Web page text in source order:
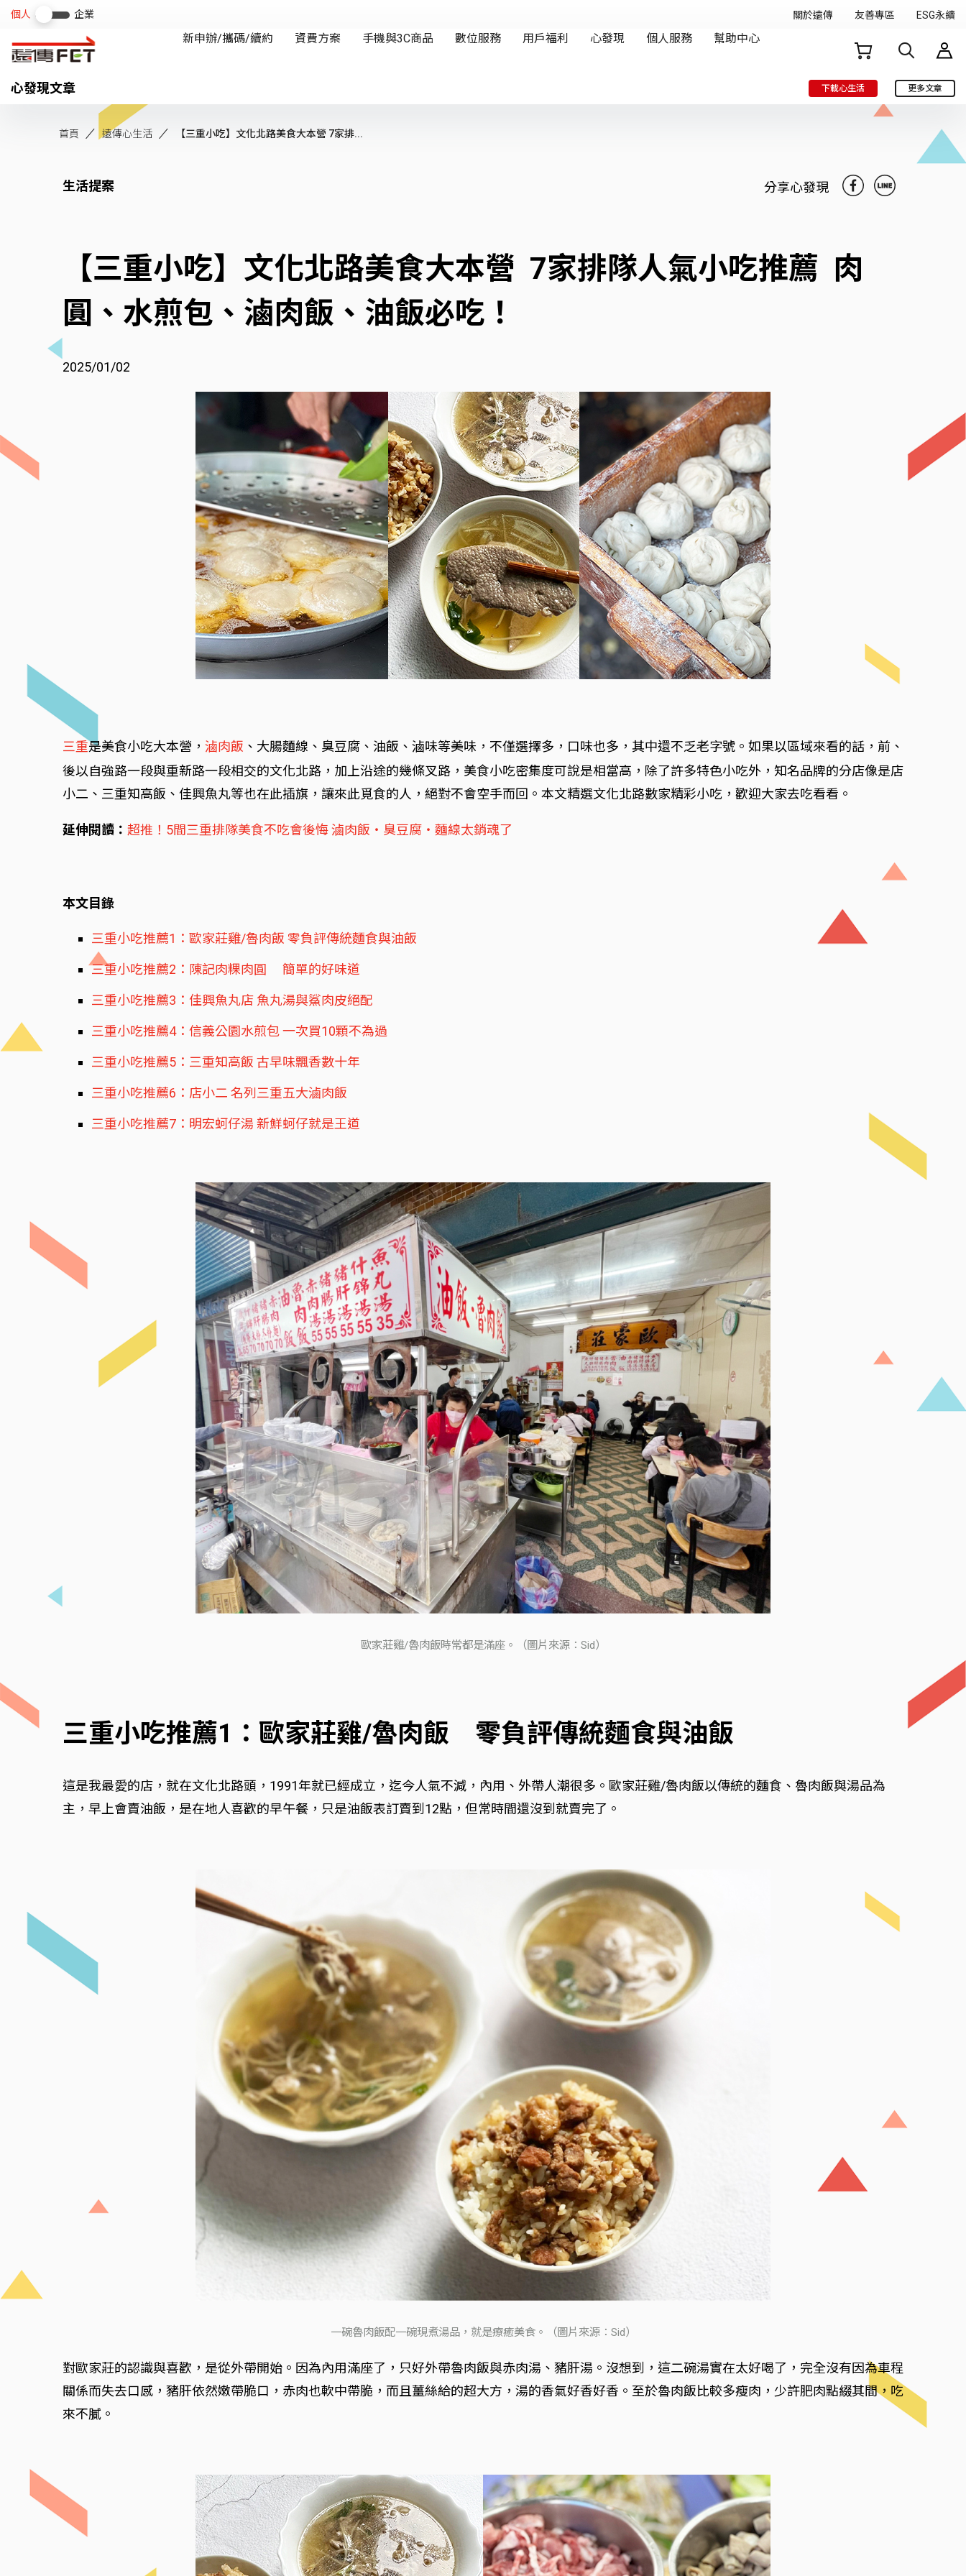
心發現文章 下載心生活 更多文章
首頁 遠傳心生活 【三重小吃】文化北路美食大本營 7家排...
生活提案 分享心發現
【三重小吃】文化北路美食大本營 7家排隊人氣小吃推薦 肉
圓、水煎包、滷肉飯、油飯必吃！
2025/01/02
三重是美食小吃大本營， 滷肉飯 、大腸麵線、臭豆腐、油飯、滷味等美味，不僅選擇多，口味也多，其中還不乏老字號。如果以區域來看的話，前、
後以自強路一段與重新路一段相交的文化北路，加上沿途的幾條叉路，美食小吃密集度可說是相當高，除了許多特色小吃外，知名品牌的分店像是店
小二、三重知高飯、佳興魚丸等也在此插旗，讓來此覓食的人，絕對不會空手而回。本文精選文化北路數家精彩小吃，歡迎大家去吃看看。
延伸閱讀： 超推！5間三重排隊美食不吃會後悔 滷肉飯‧臭豆腐‧麵線太銷魂了
本文目錄
三重小吃推薦1：歐家莊雞/魯肉飯 零負評傳統麵食與油飯
三重小吃推薦2：陳記肉粿肉圓 簡單的好味道
三重小吃推薦3：佳興魚丸店 魚丸湯與鯊肉皮絕配
三重小吃推薦4：信義公園水煎包 一次買10顆不為過
三重小吃推薦5：三重知高飯 古早味飄香數十年
三重小吃推薦6：店小二 名列三重五大滷肉飯
三重小吃推薦7：明宏蚵仔湯 新鮮蚵仔就是王道
歐家莊雞/魯肉飯時常都是滿座。（圖片來源：Sid）
三重小吃推薦1：歐家莊雞/魯肉飯 零負評傳統麵食與油飯
這是我最愛的店，就在文化北路頭，1991年就已經成立，迄今人氣不減，內用、外帶人潮很多。歐家莊雞/魯肉飯以傳統的麵食、魯肉飯與湯品為
主，早上會賣油飯，是在地人喜歡的早午餐，只是油飯表訂賣到12點，但常時間還沒到就賣完了。
一碗魯肉飯配一碗現煮湯品，就是療癒美食。（圖片來源：Sid）
對歐家莊的認識與喜歡，是從外帶開始。因為內用滿座了，只好外帶魯肉飯與赤肉湯、豬肝湯。沒想到，這二碗湯實在太好喝了，完全沒有因為車程
關係而失去口感，豬肝依然嫩帶脆口，赤肉也軟中帶脆，而且薑絲給的超大方，湯的香氣好香好香。至於魯肉飯比較多瘦肉，少許肥肉點綴其間，吃
來不膩。